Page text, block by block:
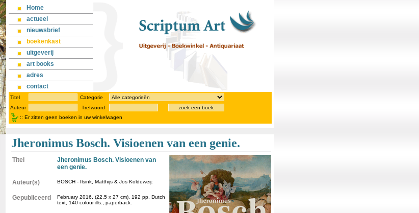
Home
actueel
nieuwsbrief
boekenkast
uitgeverij
art books
adres
contact
Titel
Categorie
Auteur
Trefwoord
zoek een boek
:: Er zitten geen boeken in uw winkelwagen
Jheronimus Bosch. Visioenen van een genie.
Titel
Jheronimus Bosch. Visioenen van
een genie.
Auteur(s) BOSCH - Ilsink, Matthijs & Jos Koldeweij:
Gepubliceerd
February 2016, (22,5 x 27 cm), 192 pp. Dutch
text, 140 colour ills., paperback.